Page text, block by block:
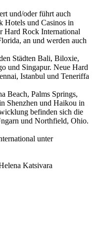
und/oder führt auch
Hotels und Casinos in
Hard Rock International
an und werden auch
Städten Bali, Biloxie,
und Singapur. Neue Hard
Istanbul und Teneriffa
Beach, Palms Springs,
Shenzhen und Haikou in
befinden sich die
und Northfield, Ohio.
unter
Katsivara